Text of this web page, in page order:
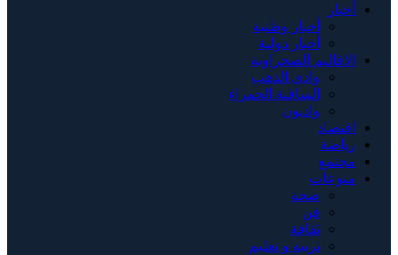
أخبار
أخبار وطنية
أخبار دولية
الاقاليم الصحراوية
وادي الذهب
الساقية الحمراء
وادنون
اقتصاد
رياضة
مجتمع
منوعات
صحة
فن
ثقافة
تربية و تعليم